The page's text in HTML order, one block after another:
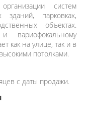
систем
парковках,
объектах.
вариофокальному
как на улице, так и в
потолками.
с даты продажи.